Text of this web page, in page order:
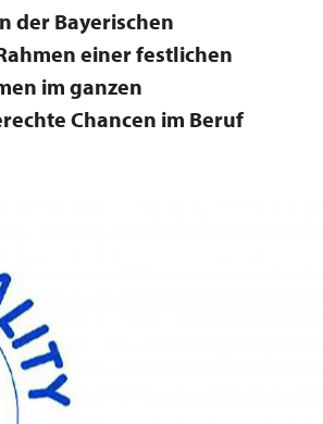
der Bayerischen
einer festlichen
im ganzen
Chancen im Beruf